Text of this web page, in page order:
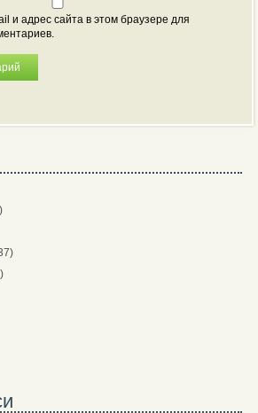
и адрес сайта в этом браузере для